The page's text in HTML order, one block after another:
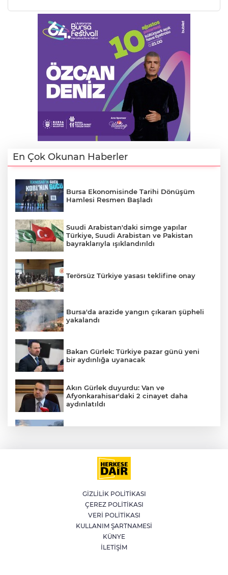
En Çok Okunan Haberler
Bursa Ekonomisinde Tarihi Dönüşüm
Hamlesi Resmen Başladı
Suudi Arabistan'daki simge yapılar
Türkiye, Suudi Arabistan ve Pakistan
bayraklarıyla ışıklandırıldı
Terörsüz Türkiye yasası teklifine onay
Bursa'da arazide yangın çıkaran şüpheli
yakalandı
Bakan Gürlek: Türkiye pazar günü yeni
bir aydınlığa uyanacak
Akın Gürlek duyurdu: Van ve
Afyonkarahisar'daki 2 cinayet daha
aydınlatıldı
İran'dan Müslümanlara kötü niyetli dış
güçlere karşı birleşme çağrısı
Kağıthane'de 104 kilogram uyuşturucu
ele geçirildi
GİZLİLİK POLİTİKASI
ÇEREZ POLİTİKASI
VERİ POLİTİKASI
KULLANIM ŞARTNAMESİ
KÜNYE
İLETİŞİM